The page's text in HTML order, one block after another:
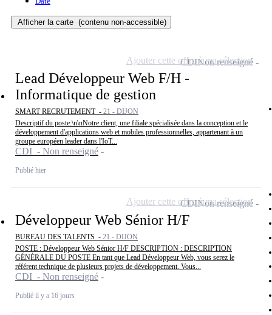
Afficher la carte (contenu non-accessible)
Lead Développeur Web F/H -
Informatique de gestion
SMART RECRUTEMENT - 21 - DIJON
Descriptif du poste:\n\nNotre client, une filiale spécialisée dans la conception et le
développement d'applications web et mobiles professionnelles, appartenant à un
groupe européen leader dans l'IoT...
CDI - Non renseigné
Publié hier
CDINon renseigné
Ajouter cette offre à ma sélection
Développeur Web Sénior H/F
BUREAU DES TALENTS - 21 - DIJON
POSTE : Développeur Web Sénior H/F DESCRIPTION : DESCRIPTION
GÉNÉRALE DU POSTE En tant que Lead Développeur Web, vous serez le
référent technique de plusieurs projets de développement. Vous...
CDI - Non renseigné
Publié il y a 16 jours
CDINon renseigné
Ajouter cette offre à ma sélection